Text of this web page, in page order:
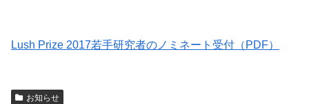
Lush Prize 2017若手研究者のノミネート受付（PDF）
お知らせ